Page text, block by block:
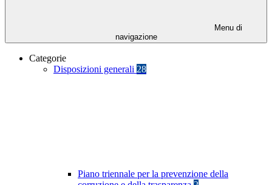
Menu di
navigazione
Categorie
Disposizioni generali 28
Piano triennale per la prevenzione della